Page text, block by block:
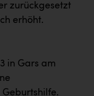
zurückgesetzt
erhöht.
in Gars am